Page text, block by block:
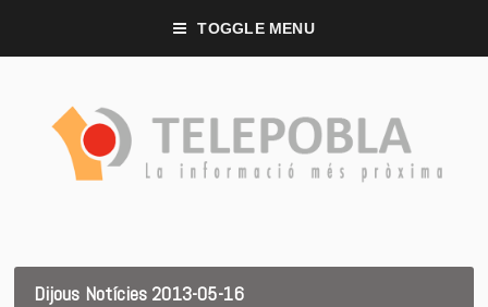
TOGGLE MENU
Dijous Notícies 2013-05-16